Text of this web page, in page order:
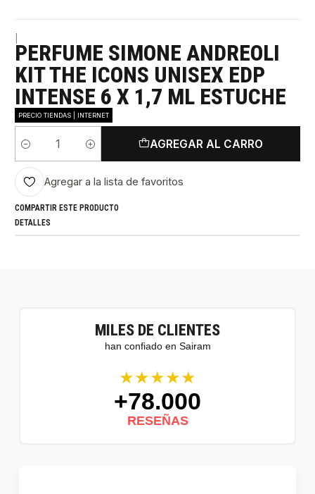
PERFUME SIMONE ANDREOLI
KIT THE ICONS UNISEX EDP
INTENSE 6 X 1,7 ML ESTUCHE
PRECIO TIENDAS | INTERNET
Cantidad
AGREGAR AL CARRO
Agregar a la lista de favoritos
COMPARTIR ESTE PRODUCTO
DETALLES
MILES DE CLIENTES
han confiado en Sairam
★★★★★
+78.000
RESEÑAS